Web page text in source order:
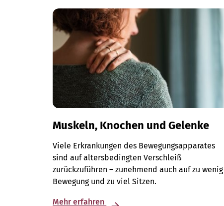
Muskeln, Knochen und Gelenke
Viele Erkrankungen des Bewegungsapparates
sind auf altersbedingten Verschleiß
zurückzuführen – zunehmend auch auf zu wenig
Bewegung und zu viel Sitzen.
Mehr erfahren